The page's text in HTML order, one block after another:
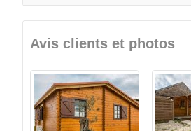
Avis clients et photos